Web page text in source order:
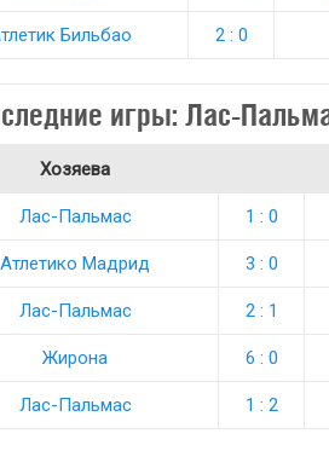
Бильбао 2 : 0
игры: Лас-
Хозяева
Лас-Пальмас 1 : 0
Атлетико Мадрид 3 : 0
Лас-Пальмас 2 : 1
Жирона 6 : 0
Лас-Пальмас 1 : 2